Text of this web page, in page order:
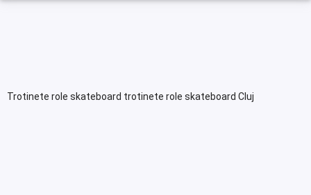
Trotinete role skateboard trotinete role skateboard Cluj